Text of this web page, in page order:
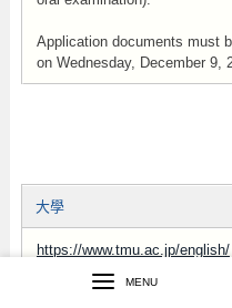
Application documents must
on Wednesday, December 9,
大學
https://www.tmu.ac.jp/english/
MENU